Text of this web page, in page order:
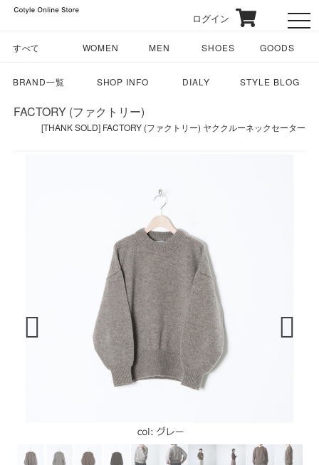
ログイン
すべて WOMEN MEN SHOES GOODS
BRAND一覧 SHOP INFO DIALY STYLE BLOG
FACTORY (ファクトリー)
[THANK SOLD] FACTORY (ファクトリー) ヤククルーネックセーター